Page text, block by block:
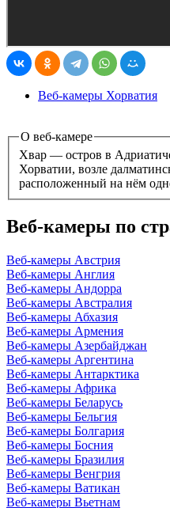
Веб-камеры Хорватия
О веб-камере
Хвар — остров в
Хорватии, возле
расположенный на нём
Веб-камеры по
Веб-камеры Австрия
Веб-камеры Англия
Веб-камеры Андорра
Веб-камеры Австралия
Веб-камеры Абхазия
Веб-камеры Армения
Веб-камеры Азербайджан
Веб-камеры Аргентина
Веб-камеры Антарктика
Веб-камеры Африка
Веб-камеры Беларусь
Веб-камеры Бельгия
Веб-камеры Болгария
Веб-камеры Босния
Веб-камеры Бразилия
Веб-камеры Венгрия
Веб-камеры Ватикан
Веб-камеры Вьетнам